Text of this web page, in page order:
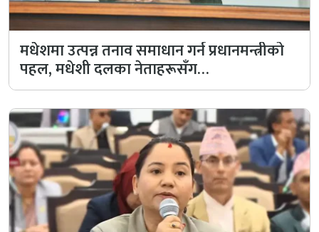
मधेशमा उत्पन्न तनाव समाधान गर्न प्रधानमन्त्रीको
पहल, मधेशी दलका नेताहरूसँग…